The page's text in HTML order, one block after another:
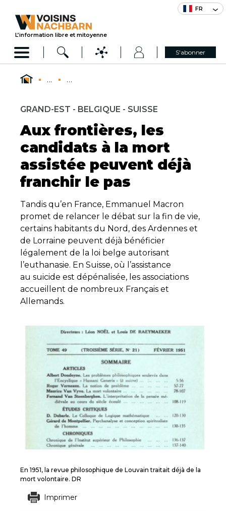
FR
L’information libre et mitoyenne
S'abonner
... ...
GRAND-EST - BELGIQUE - SUISSE
Aux frontières, les
candidats à la mort
assistée peuvent déjà
franchir le pas
Tandis qu’en France, Emmanuel Macron
promet de relancer le débat sur la fin de vie,
certains habitants du Nord, des Ardennes et
de Lorraine peuvent déjà bénéficier
légalement de la loi belge autorisant
l’euthanasie. En Suisse, où l’assistance
au suicide est dépénalisée, les associations
accueillent de nombreux Français et
Allemands.
En 1951, la revue philosophique de Louvain traitait déjà de la
mort volontaire. DR
Imprimer